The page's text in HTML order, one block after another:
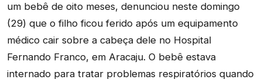
um bebê de oito meses, denunciou neste domingo
(29) que o filho ficou ferido após um equipamento
médico cair sobre a cabeça dele no Hospital
Fernando Franco, em Aracaju. O bebê estava
internado para tratar problemas respiratórios quando